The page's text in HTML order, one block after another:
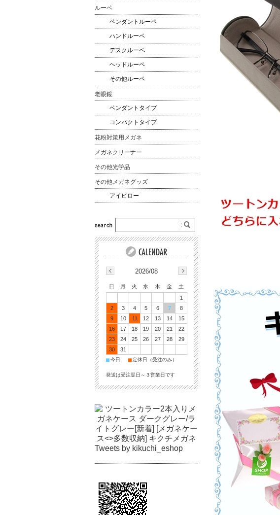
ルーペ
ペンダントルーペ
ハンドルーペ
デスクルーペ
ヘッドルーペ
その他ルーペ
老眼鏡
ペンダントタイプ
コンパクトタイプ
花粉対策用メガネ
メガネクリーナー
その他光学品
その他メガネグッズ
アイピロー
2026/08
日 月 火 水 木 金
土
1
2
3 4 5 6 7
8
9
10 11 12 13 14
15
16
17 18 19 20 21
22
23
24 25 26 27 28
29
30
31
■今日 ■定休日（受注のみ）
発送は受注翌日～３営業日です
Tweets by kikuchi_eshop